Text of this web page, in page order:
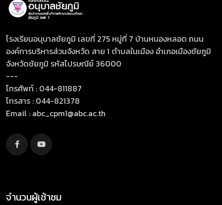
โรงเรียนอนุบาลชัยภูมิ เลขที่ 275 หมู่ที่ 7 บ้านหนองหลอด ถนน
องค์การบริหารส่วนจังหวัด สาย 1 ตำบลในเมือง อำเภอเมืองชัยภูมิ
จังหวัดชัยภูมิ รหัสไปรษณีย์ 36000
---
โทรศัพท์ : 044-811887
โทรสาร : 044-821378
Email : abc_cpm1@abc.ac.th
จำนวนผู้เช้าชม